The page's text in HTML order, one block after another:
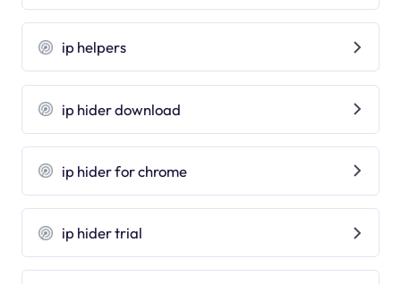
ip helpers
ip hider download
ip hider for chrome
ip hider trial